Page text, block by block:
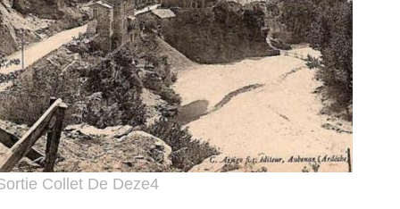
Collet De Deze4